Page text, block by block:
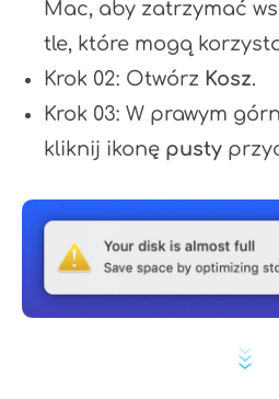
Mac, aby zatrzymać
tle, które mogą
Krok 02: Otwórz Kosz.
Krok 03: W prawym
kliknij ikonę pusty